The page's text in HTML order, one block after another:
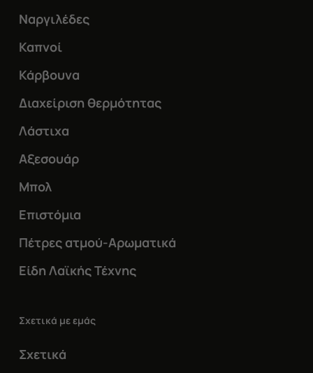
Ναργιλέδες
Καπνοί
Κάρβουνα
Διαχείριση θερμότητας
Λάστιχα
Αξεσουάρ
Μπολ
Επιστόμια
Πέτρες ατμού-Αρωματικά
Είδη Λαϊκής Τέχνης
Σχετικά με εμάς
Σχετικά